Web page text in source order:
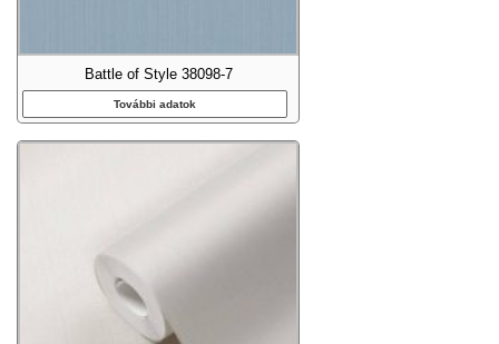
Battle of Style 38098-7
További adatok